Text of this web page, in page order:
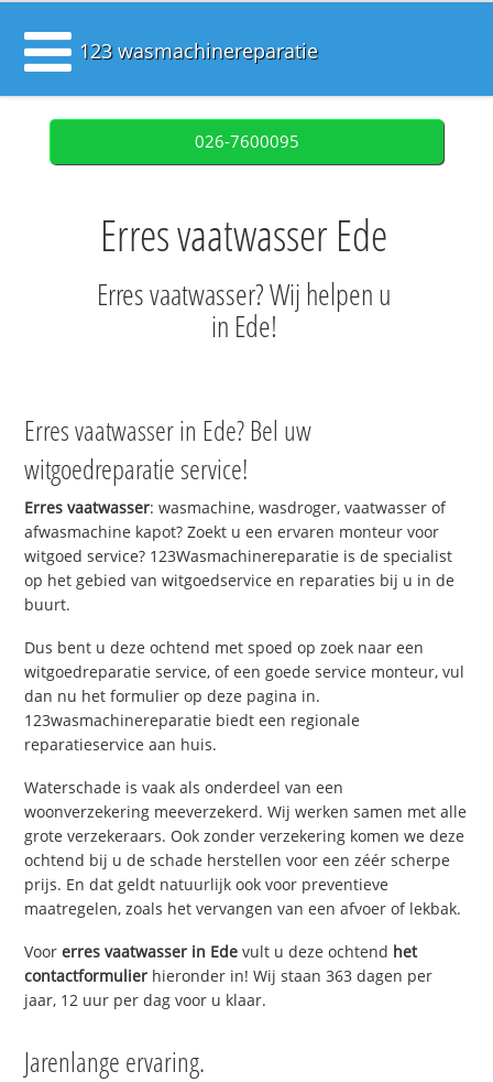
123 wasmachinereparatie
026-7600095
Erres vaatwasser Ede
Erres vaatwasser? Wij helpen u
in Ede!
Erres vaatwasser in Ede? Bel uw
witgoedreparatie service!
Erres vaatwasser: wasmachine, wasdroger, vaatwasser of
afwasmachine kapot? Zoekt u een ervaren monteur voor
witgoed service? 123Wasmachinereparatie is de specialist
op het gebied van witgoedservice en reparaties bij u in de
buurt.
Dus bent u deze ochtend met spoed op zoek naar een
witgoedreparatie service, of een goede service monteur, vul
dan nu het formulier op deze pagina in.
123wasmachinereparatie biedt een regionale
reparatieservice aan huis.
Waterschade is vaak als onderdeel van een
woonverzekering meeverzekerd. Wij werken samen met alle
grote verzekeraars. Ook zonder verzekering komen we deze
ochtend bij u de schade herstellen voor een zéér scherpe
prijs. En dat geldt natuurlijk ook voor preventieve
maatregelen, zoals het vervangen van een afvoer of lekbak.
Voorerres vaatwasser in Ede vult u deze ochtend het
contactformulier hieronder in! Wij staan 363 dagen per
jaar, 12 uur per dag voor u klaar.
Jarenlange ervaring.